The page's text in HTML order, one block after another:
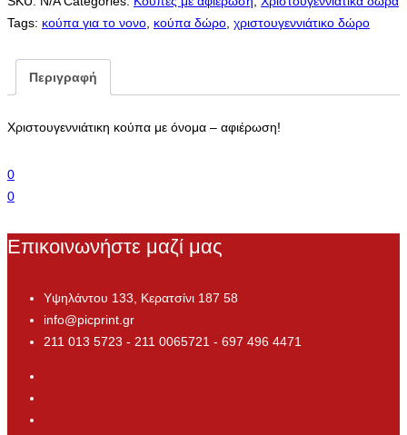
Tags: κούπα για το νονο κούπα δώρο χριστουγεννιάτικο δώρο
Περιγραφή
Xριστουγεννιάτικη κούπα με όνομα – αφιέρωση!
0
0
Επικοινωνήστε μαζί μας
Υψηλάντου 133, Κερατσίνι 187 58
info@picprint.gr
211 013 5723 - 211 0065721 - 697 496 4471